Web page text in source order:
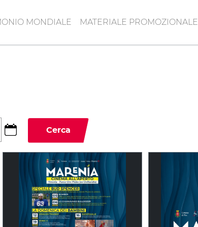
MONDIALE MATERIALE PROMOZIONALE